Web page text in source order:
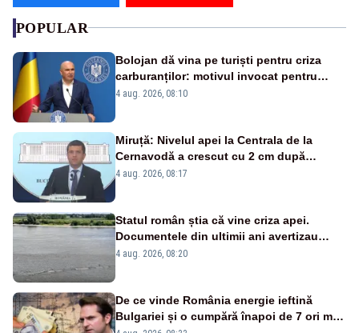
POPULAR
Bolojan dă vina pe turiști pentru criza
carburanților: motivul invocat pentru
scumpirile de la pompă
4 aug. 2026, 08:10
Miruță: Nivelul apei la Centrala de la
Cernavodă a crescut cu 2 cm după
intervenția de pe Brațul Bala
4 aug. 2026, 08:17
Statul român știa că vine criza apei.
Documentele din ultimii ani avertizau
asupra pericolului
4 aug. 2026, 08:20
De ce vinde România energie ieftină
Bulgariei și o cumpără înapoi de 7 ori mai